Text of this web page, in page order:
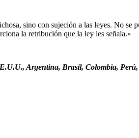
sino con sujeción a las leyes. No
la retribución que la ley les señala.»
Argentina, Brasil, Colombia,